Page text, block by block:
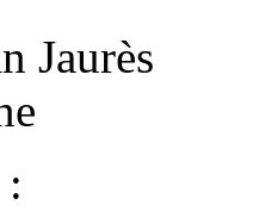
Jaurès